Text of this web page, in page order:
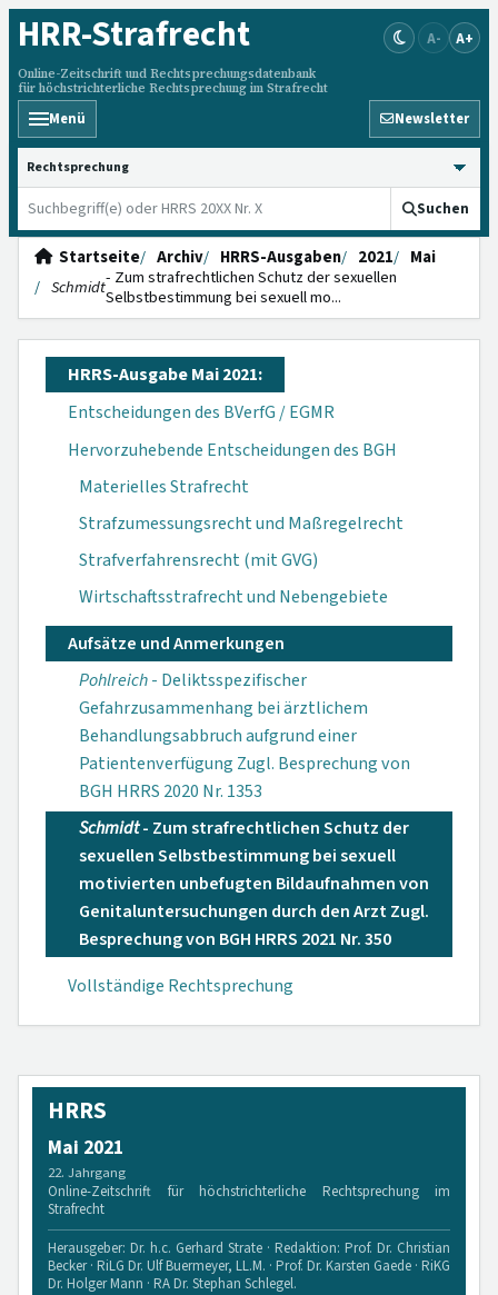
HRR-Strafrecht
Online-Zeitschrift und Rechtsprechungsdatenbank
für höchstrichterliche Rechtsprechung im Strafrecht
A- A+
Menü Newsletter
HRRS durchsuchen
Suchen
Startseite Archiv HRRS-Ausgaben 2021
Mai
Schmidt- Zum strafrechtlichen Schutz der sexuellen
Selbstbestimmung bei sexuell mo...
HRRS-Ausgabe Mai 2021:
Entscheidungen des BVerfG / EGMR
Hervorzuhebende Entscheidungen des BGH
Materielles Strafrecht
Strafzumessungsrecht und Maßregelrecht
Strafverfahrensrecht (mit GVG)
Wirtschaftsstrafrecht und Nebengebiete
Aufsätze und Anmerkungen
Pohlreich- Deliktsspezifischer
Gefahrzusammenhang bei ärztlichem
Behandlungsabbruch aufgrund einer
Patientenverfügung Zugl. Besprechung von
BGH HRRS 2020 Nr. 1353
Schmidt- Zum strafrechtlichen Schutz der
sexuellen Selbstbestimmung bei sexuell
motivierten unbefugten Bildaufnahmen von
Genitaluntersuchungen durch den Arzt Zugl.
Besprechung von BGH HRRS 2021 Nr. 350
Vollständige Rechtsprechung
HRRS
Mai 2021
22. Jahrgang
Online-Zeitschrift für höchstrichterliche Rechtsprechung im
Strafrecht
Herausgeber: Dr. h.c. Gerhard Strate · Redaktion: Prof. Dr. Christian
Becker · RiLG Dr. Ulf Buermeyer, LL.M. · Prof. Dr. Karsten Gaede · RiKG
Dr. Holger Mann · RA Dr. Stephan Schlegel.